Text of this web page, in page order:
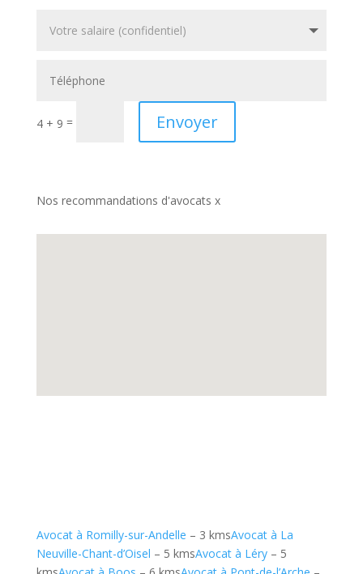
4 + 9 = Envoyer
Nos recommandations d'avocats x
Avocat à Romilly-sur-Andelle – 3 kmsAvocat à La
Neuville-Chant-d’Oisel – 5 kmsAvocat à Léry– 5